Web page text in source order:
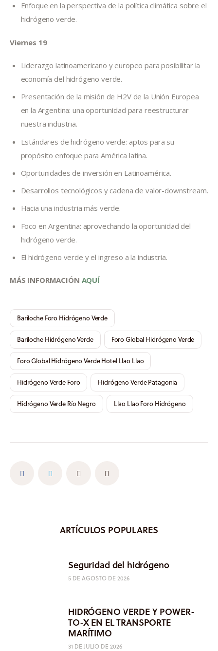
Enfoque en la perspectiva de la política climática sobre el
hidrógeno verde.
Viernes 19
Liderazgo latinoamericano y europeo para posibilitar la
economía del hidrógeno verde.
Presentación de la misión de H2V de la Unión Europea
en la Argentina: una oportunidad para reestructurar
nuestra industria.
Estándares de hidrógeno verde: aptos para su
propósito enfoque para América latina.
Oportunidades de inversión en Latinoamérica.
Desarrollos tecnológicos y cadena de valor-downstream.
Hacia una industria más verde.
Foco en Argentina: aprovechando la oportunidad del
hidrógeno verde.
El hidrógeno verde y el ingreso a la industria.
MÁS INFORMACIÓN AQUÍ
Bariloche Foro Hidrógeno Verde
Bariloche Hidrógeno Verde Foro Global Hidrógeno Verde
Foro Global Hidrógeno Verde Hotel Llao Llao
Hidrógeno Verde Foro Hidrógeno Verde Patagonia
Hidrógeno Verde Río Negro Llao Llao Foro Hidrógeno
ARTÍCULOS POPULARES
Seguridad del hidrógeno
5 DE AGOSTO DE 2026
HIDRÓGENO VERDE Y POWER-
TO-X EN EL TRANSPORTE
MARÍTIMO
31 DE JULIO DE 2026